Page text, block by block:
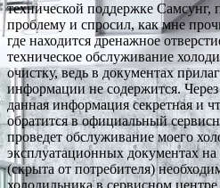
технической поддержке Самсунг,
проблему и спросил, как мне
где находится дренажное
техническое обслуживание
очистку, ведь в документах
информации не содержится.
данная информация секретная и
обратится в официальный
проведет обслуживание моего
эксплуатационных документах на
(скрыта от потребителя)
холодильника в сервисном